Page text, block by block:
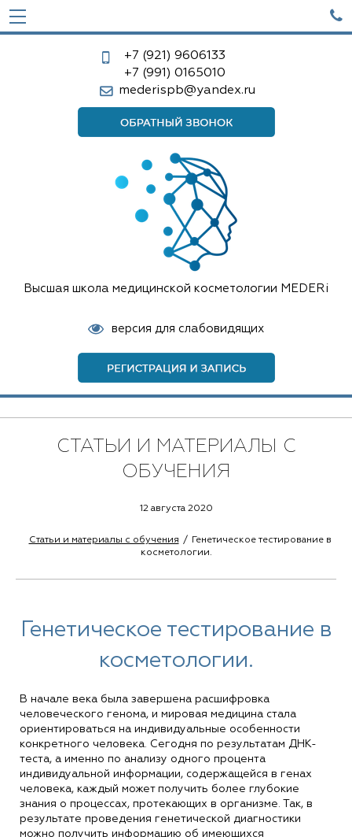

+7 (921) 9606133
+7 (991) 0165010
mederispb@yandex.ru
Высшая школа медицинской косметологии MEDERi
версия для слабовидящих
СТАТЬИ И МАТЕРИАЛЫ С
ОБУЧЕНИЯ
12 августа 2020
Статьи и материалы с обучения
Генетическое тестирование в
косметологии.
Генетическое тестирование в
косметологии.
В начале века была завершена расшифровка
человеческого генома, и мировая медицина стала
ориентироваться на индивидуальные особенности
конкретного человека. Сегодня по результатам ДНК-
теста, а именно по анализу одного процента
индивидуальной информации, содержащейся в генах
человека, каждый может получить более глубокие
знания о процессах, протекающих в организме. Так, в
результате проведения генетической диагностики
можно получить информацию об имеющихся